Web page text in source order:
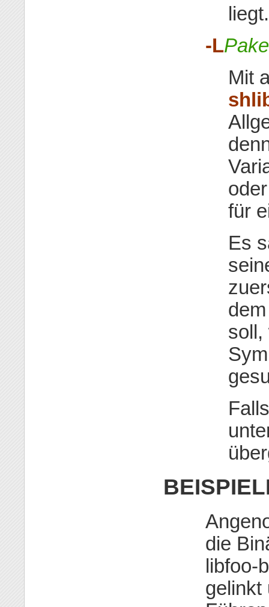
liegt.
-L
Mit
für
Es
soll,
die
libfoo-
gelinkt